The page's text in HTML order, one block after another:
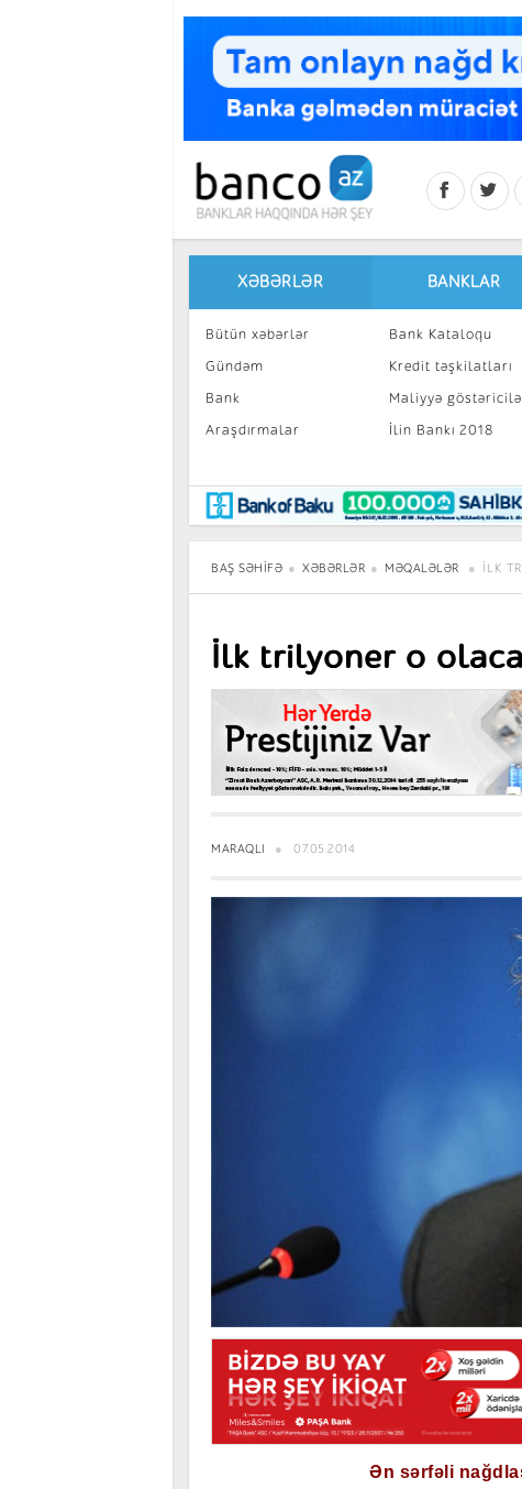
XƏBƏRLƏR
Bütün xəbərlər
Gündəm
Bank
Araşdırmalar
Maraqlı
BancoTV
Müsahibə
BANKLAR
Bank Kataloqu
Kredit təşkilatları
Maliyyə
İlin Bankı 2018
BAŞ SƏHIFƏ XƏBƏRLƏR MƏQALƏLƏR İLK
İlk trilyoner o
MARAQLI 07.05.2014
Ən sərfəli